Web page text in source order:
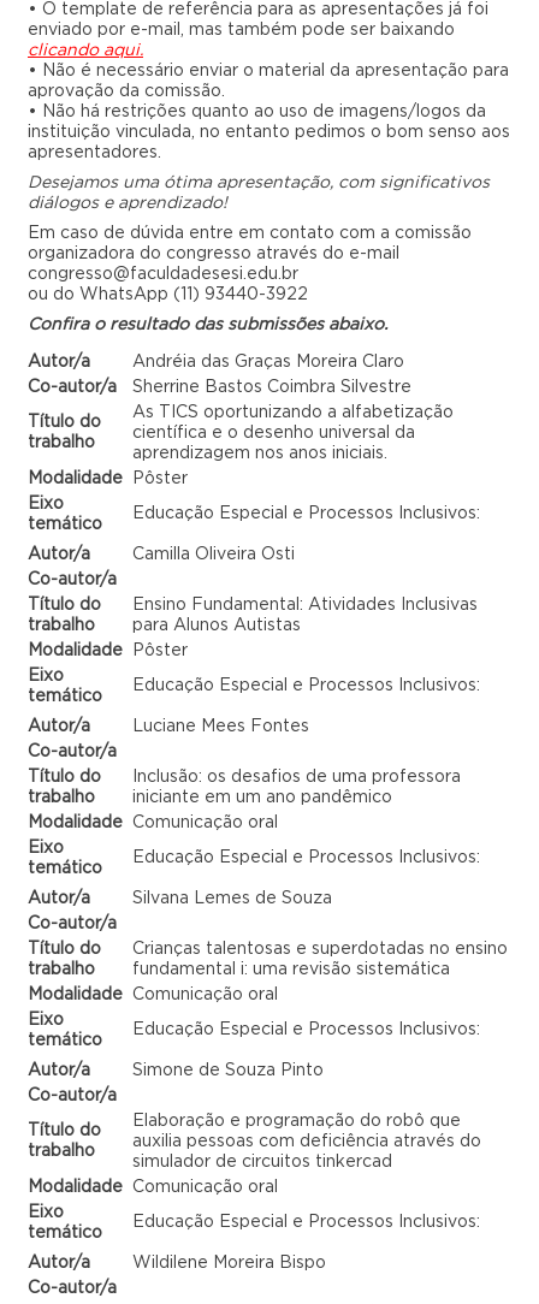
• O template de referência para as apresentações já foi
enviado por e-mail, mas também pode ser baixando
clicando aqui.
• Não é necessário enviar o material da apresentação para
aprovação da comissão.
• Não há restrições quanto ao uso de imagens/logos da
instituição vinculada, no entanto pedimos o bom senso aos
apresentadores.
Desejamos uma ótima apresentação, com significativos
diálogos e aprendizado!
Em caso de dúvida entre em contato com a comissão
organizadora do congresso através do e-mail
congresso@faculdadesesi.edu.br
ou do WhatsApp (11) 93440-3922
Confira o resultado das submissões abaixo.
Autor/a
Andréia das Graças Moreira Claro
Co-autor/a
Sherrine Bastos Coimbra Silvestre
Título do
trabalho
As TICS oportunizando a alfabetização
científica e o desenho universal da
aprendizagem nos anos iniciais.
Modalidade
Pôster
Eixo
temático
Educação Especial e Processos Inclusivos:
Autor/a
Camilla Oliveira Osti
Co-autor/a
Título do
trabalho
Ensino Fundamental: Atividades Inclusivas
para Alunos Autistas
Modalidade
Pôster
Eixo
temático
Educação Especial e Processos Inclusivos:
Autor/a
Luciane Mees Fontes
Co-autor/a
Título do
trabalho
Inclusão: os desafios de uma professora
iniciante em um ano pandêmico
Modalidade Comunicação oral
Eixo
temático
Educação Especial e Processos Inclusivos:
Autor/a
Silvana Lemes de Souza
Co-autor/a
Título do
trabalho
Crianças talentosas e superdotadas no ensino
fundamental i: uma revisão sistemática
Modalidade Comunicação oral
Eixo
temático
Educação Especial e Processos Inclusivos:
Autor/a
Simone de Souza Pinto
Co-autor/a
Título do
trabalho
Elaboração e programação do robô que
auxilia pessoas com deficiência através do
simulador de circuitos tinkercad
Modalidade Comunicação oral
Eixo
temático
Educação Especial e Processos Inclusivos:
Autor/a
Wildilene Moreira Bispo
Co-autor/a